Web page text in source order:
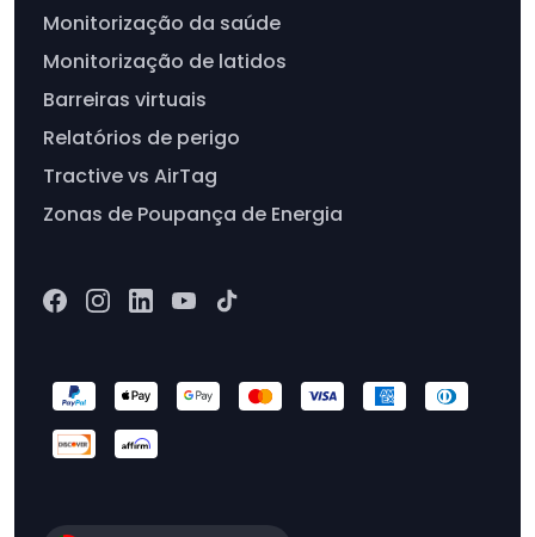
Monitorização da saúde
Monitorização de latidos
Barreiras virtuais
Relatórios de perigo
Tractive vs AirTag
Zonas de Poupança de Energia